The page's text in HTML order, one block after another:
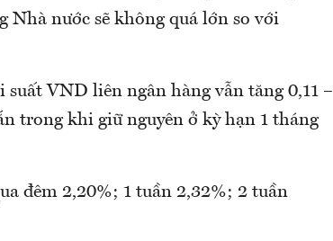
nước sẽ không quá lớn so với
VND liên ngân hàng vẫn tăng 0,11 –
trong khi giữ nguyên ở kỳ hạn 1 tháng
đêm 2,20%; 1 tuần 2,32%; 2 tuần